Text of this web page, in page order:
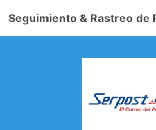
Seguimiento & Rastreo de